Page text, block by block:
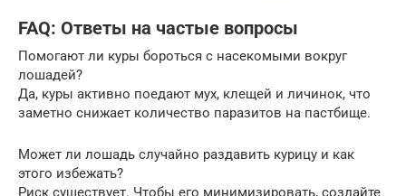
FAQ: Ответы на частые вопросы
Помогают ли куры бороться с насекомыми вокруг
лошадей?
Да, куры активно поедают мух, клещей и личинок, что
заметно снижает количество паразитов на пастбище.
Может ли лошадь случайно раздавить курицу и как
этого избежать?
Риск существует. Чтобы его минимизировать, создайте